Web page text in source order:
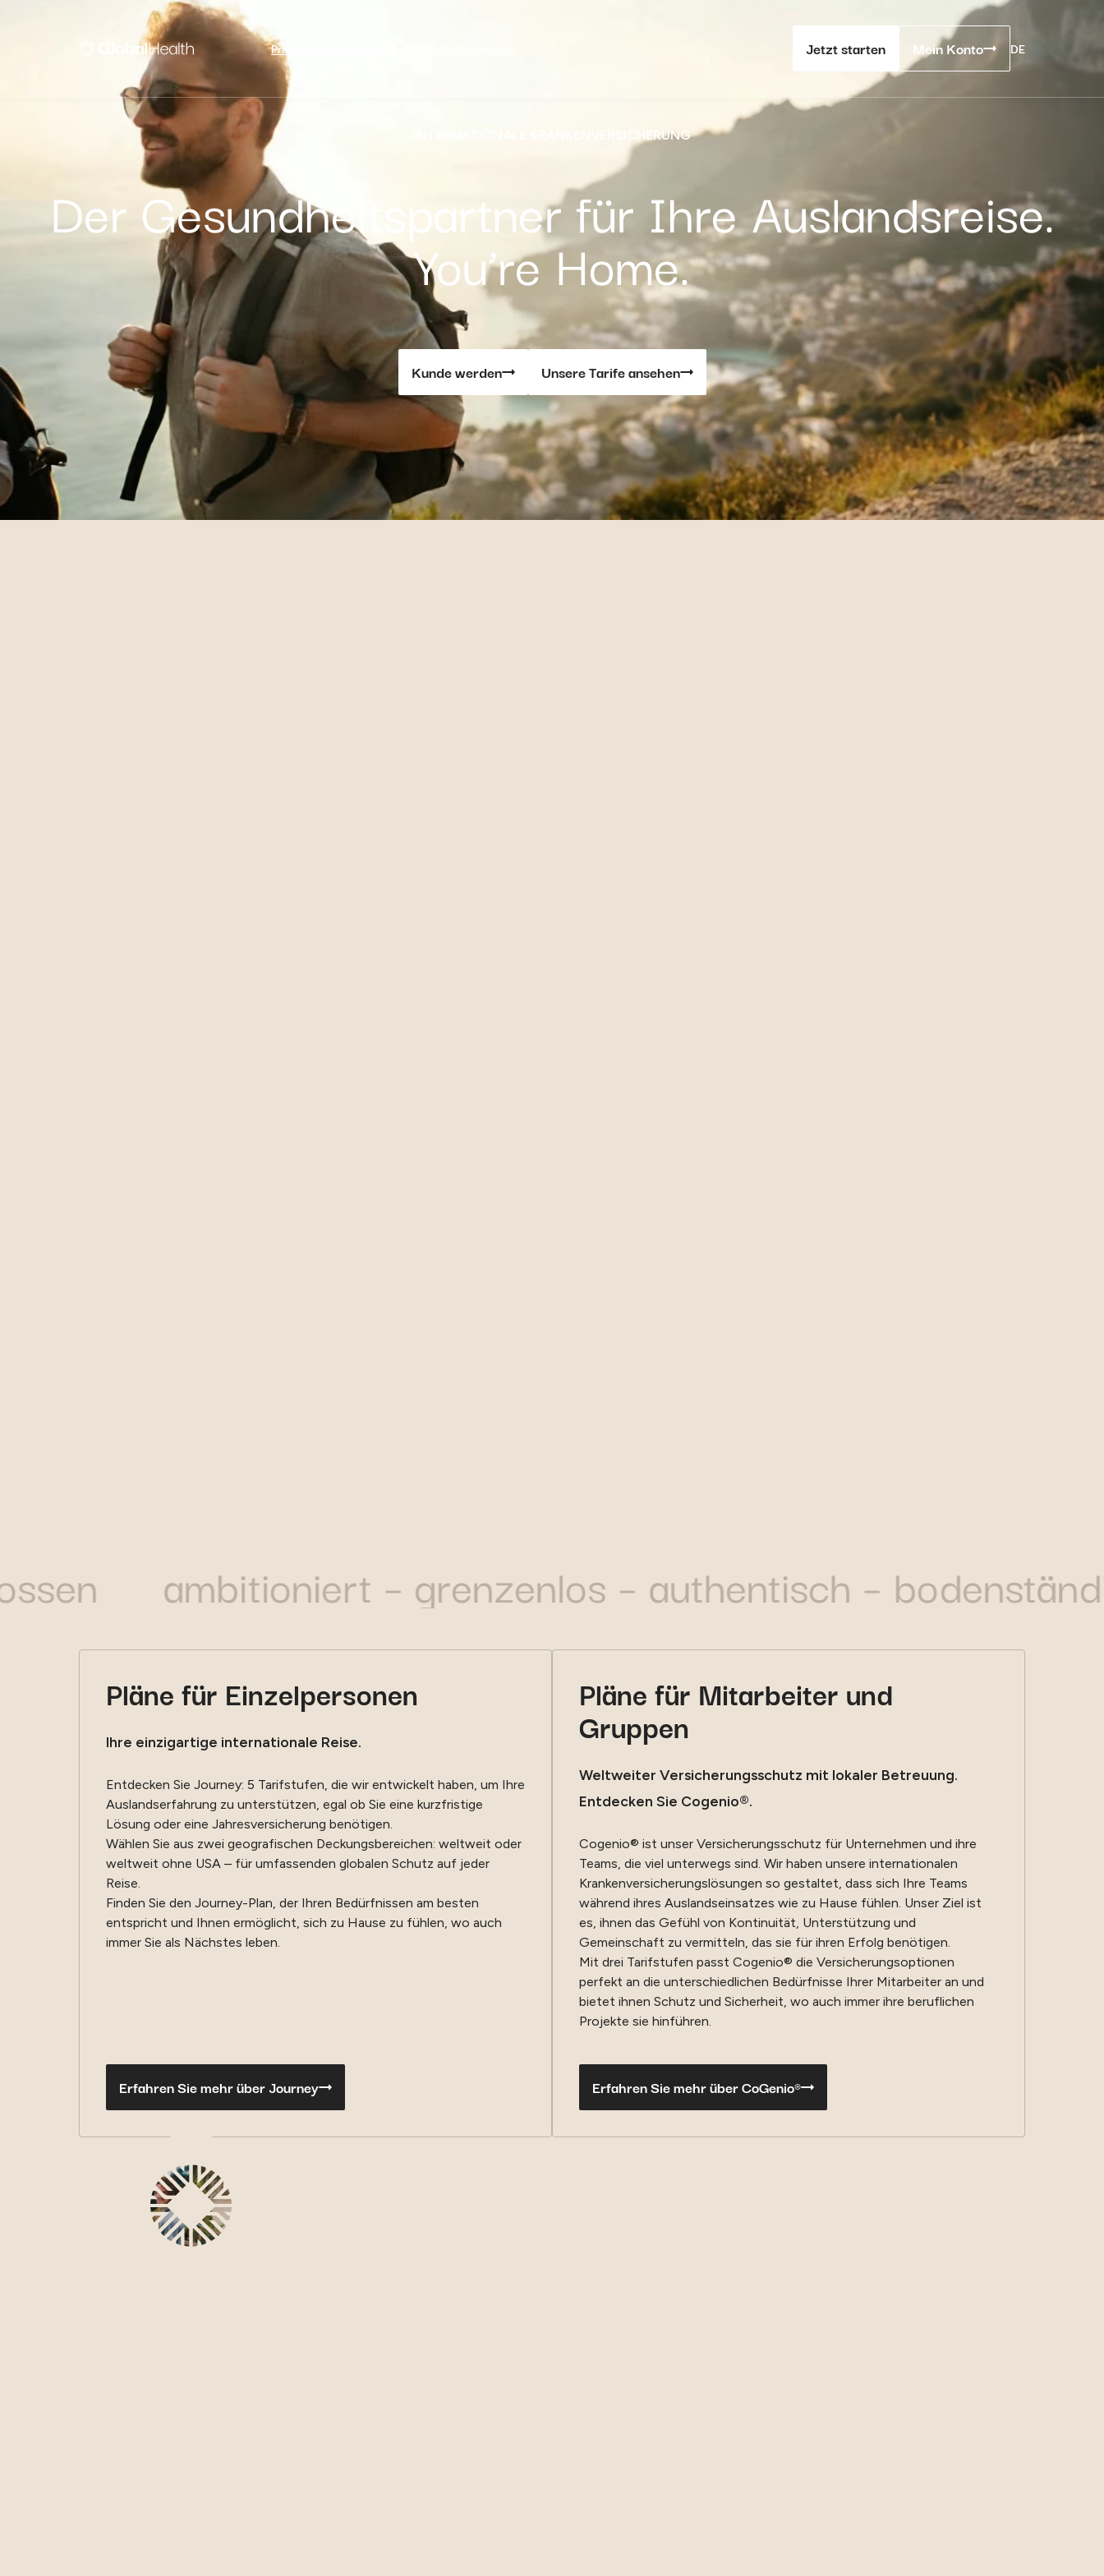
Privatkunden Jetzt starten Mein Konto DE
INTERNATIONALE KRANKENVERSICHERUNG
Der Gesundheitspartner für Ihre Auslandsreise.
You’re Home.
Kunde werden Unsere Tarife ansehen
ambitioniert – grenzenlos – authentisch –
Pläne für Einzelpersonen
Ihre einzigartige internationale Reise.
Entdecken Sie Journey: 5 Tarifstufen, die wir entwickelt haben, um Ihre
Auslandserfahrung zu unterstützen, egal ob Sie eine kurzfristige
Lösung oder eine Jahresversicherung benötigen.
Wählen Sie aus zwei geografischen Deckungsbereichen: weltweit oder
weltweit ohne USA – für umfassenden globalen Schutz auf jeder
Reise.
Finden Sie den Journey-Plan, der Ihren Bedürfnissen am besten
entspricht und Ihnen ermöglicht, sich zu Hause zu fühlen, wo auch
immer Sie als Nächstes leben.
Erfahren Sie mehr über Journey
Pläne für Mitarbeiter und
Gruppen
Weltweiter Versicherungsschutz mit lokaler Betreuung.
Entdecken Sie Cogenio®.
Cogenio® ist unser Versicherungsschutz für Unternehmen und ihre
Teams, die viel unterwegs sind. Wir haben unsere internationalen
Krankenversicherungslösungen so gestaltet, dass sich Ihre Teams
während ihres Auslandseinsatzes wie zu Hause fühlen. Unser Ziel ist
es, ihnen das Gefühl von Kontinuität, Unterstützung und
Gemeinschaft zu vermitteln, das sie für ihren Erfolg benötigen.
Mit drei Tarifstufen passt Cogenio® die Versicherungsoptionen
perfekt an die unterschiedlichen Bedürfnisse Ihrer Mitarbeiter an und
bietet ihnen Schutz und Sicherheit, wo auch immer ihre beruflichen
Projekte sie hinführen.
Erfahren Sie mehr über CoGenio®